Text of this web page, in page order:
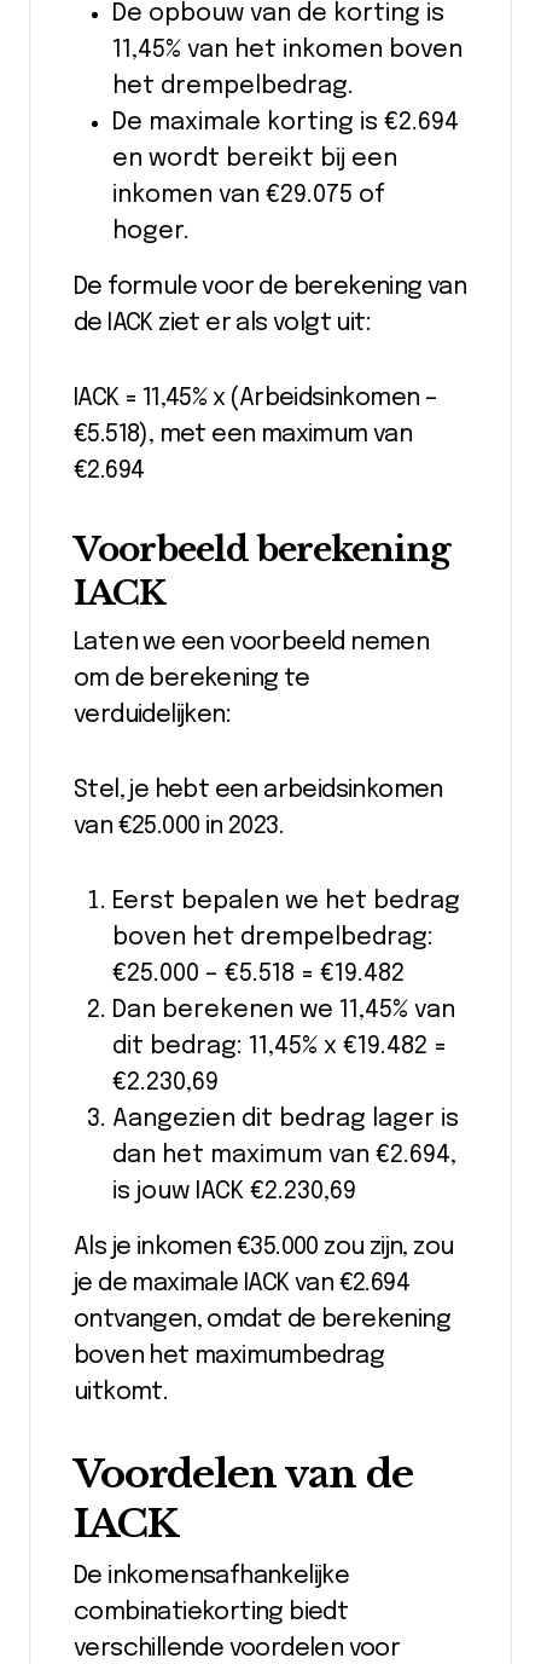
De opbouw van de korting is
11,45% van het inkomen boven
het drempelbedrag.
De maximale korting is €2.694
en wordt bereikt bij een
inkomen van €29.075 of
hoger.
De formule voor de berekening van
de IACK ziet er als volgt uit:
IACK = 11,45% x (Arbeidsinkomen –
€5.518), met een maximum van
€2.694
Voorbeeld berekening
IACK
Laten we een voorbeeld nemen
om de berekening te
verduidelijken:
Stel, je hebt een arbeidsinkomen
van €25.000 in 2023.
Eerst bepalen we het bedrag
boven het drempelbedrag:
€25.000 – €5.518 = €19.482
Dan berekenen we 11,45% van
dit bedrag: 11,45% x €19.482 =
€2.230,69
Aangezien dit bedrag lager is
dan het maximum van €2.694,
is jouw IACK €2.230,69
Als je inkomen €35.000 zou zijn, zou
je de maximale IACK van €2.694
ontvangen, omdat de berekening
boven het maximumbedrag
uitkomt.
Voordelen van de
IACK
De inkomensafhankelijke
combinatiekorting biedt
verschillende voordelen voor